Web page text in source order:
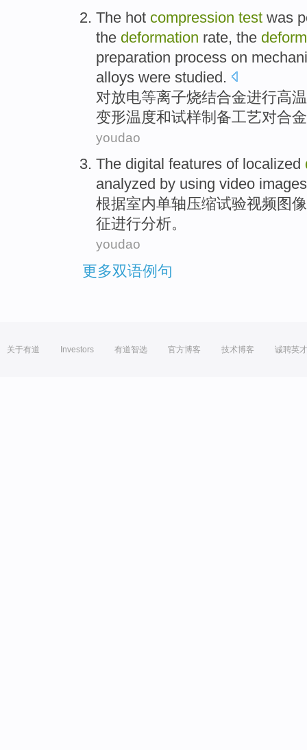
The hot compression test was
the deformation rate, the
preparation process on
alloys were studied.
对放电等离子烧结合金进行高温
变形温度和试样制备工艺对合金
youdao
The digital features of localized
analyzed by using video images
根据室内单轴压缩试验视频 图像
征进行分析。
youdao
更多双语例句
关于有道 Investors 有道智选 官方博客 技术博客 诚聘英才